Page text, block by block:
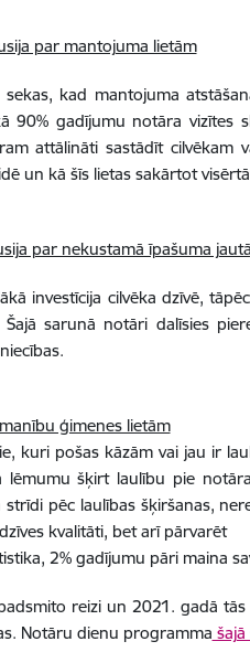
par mantojuma lietām
kad mantojuma
90% gadījumu notāra
attālināti sastādīt
un kā šīs lietas sakārtot
par nekustamā īpašuma
investīcija cilvēka dzīvē,
sarunā notāri dalīsies
ģimenes lietām
kuri pošas kāzām vai jau ir
šķirt laulību pie
pēc laulības šķiršanas,
kvalitāti, bet arī pārvarēt
2% gadījumu pāri maina
reizi un 2021. gadā
Notāru dienu programma šajā